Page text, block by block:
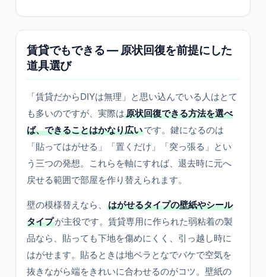
賃貸でもできる — 原状回復を前提にした
道具選び
「賃貸だからDIYは無理」と思い込んでいる人はとて
も多いのですが、実際は原状回復できる方法を選べ
ば、できることはかなり広いです。鍵になるのは
「貼ってはがせる」「置くだけ」「突っ張る」とい
う三つの発想。これらを軸にすれば、退去時に元へ
戻せる範囲で部屋を作り替えられます。
壁の模様替えなら、
はがせるタイプの壁紙やシール
タイプが主役です。賃貸専用に作られた弱粘着の製
品なら、貼っても下地を傷めにくく、引っ越し時に
はがせます。貼るときは地ベラとなでバケで空気を
抜きながら端をきれいに合わせるのがコツ。壁紙の